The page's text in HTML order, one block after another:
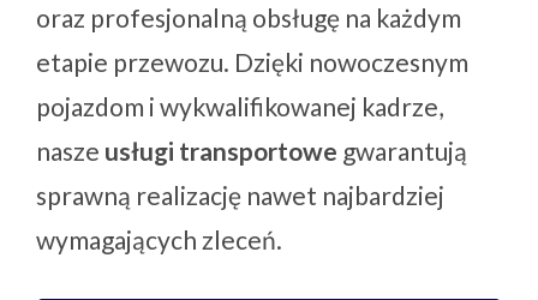
oraz profesjonalną obsługę na każdym
etapie przewozu. Dzięki nowoczesnym
pojazdom i wykwalifikowanej kadrze,
nasze usługi transportowe gwarantują
sprawną realizację nawet najbardziej
wymagających zleceń.